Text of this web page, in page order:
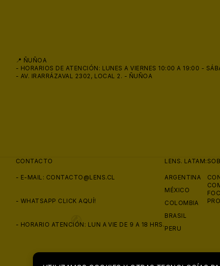
📍 ÑUÑOA
- HORARIOS DE ATENCIÓN: LUNES A VIERNES 10:00 A 19:00 -
- AV. IRARRÁZAVAL 2302, LOCAL 2. - ÑUÑOA
CONTACTO
- E-MAIL: CONTACTO@LENS.CL
- WHATSAPP CLICK AQUÍ!
- HORARIO ATENCIÓN: LUN A VIE DE 9 A 18 HRS.
LENS. LATAM:
ARGENTINA
MÉXICO
COLOMBIA
BRASIL
PERU